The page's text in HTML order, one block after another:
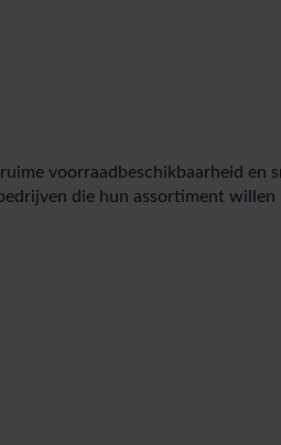
voorraadbeschikbaarheid en
die hun assortiment